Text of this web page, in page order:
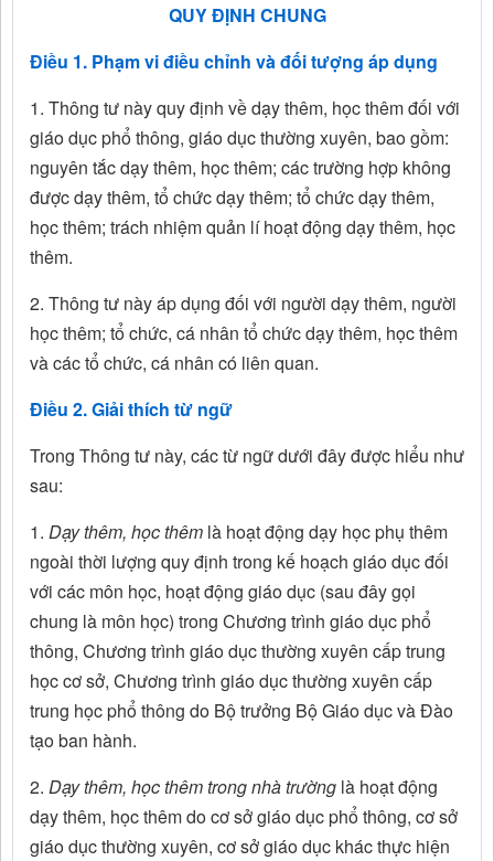
QUY ĐỊNH CHUNG
Điều 1. Phạm vi điều chỉnh và đối tượng áp dụng
1. Thông tư này quy định về dạy thêm, học thêm đối với
giáo dục phổ thông, giáo dục thường xuyên, bao gồm:
nguyên tắc dạy thêm, học thêm; các trường hợp không
được dạy thêm, tổ chức dạy thêm; tổ chức dạy thêm,
học thêm; trách nhiệm quản lí hoạt động dạy thêm, học
thêm.
2. Thông tư này áp dụng đối với người dạy thêm, người
học thêm; tổ chức, cá nhân tổ chức dạy thêm, học thêm
và các tổ chức, cá nhân có liên quan.
Điều 2. Giải thích từ ngữ
Trong Thông tư này, các từ ngữ dưới đây được hiểu như
sau:
1. Dạy thêm, học thêm là hoạt động dạy học phụ thêm
ngoài thời lượng quy định trong kế hoạch giáo dục đối
với các môn học, hoạt động giáo dục (sau đây gọi
chung là môn học) trong Chương trình giáo dục phổ
thông, Chương trình giáo dục thường xuyên cấp trung
học cơ sở, Chương trình giáo dục thường xuyên cấp
trung học phổ thông do Bộ trưởng Bộ Giáo dục và Đào
tạo ban hành.
2. Dạy thêm, học thêm trong nhà trường là hoạt động
dạy thêm, học thêm do cơ sở giáo dục phổ thông, cơ sở
giáo dục thường xuyên, cơ sở giáo dục khác thực hiện